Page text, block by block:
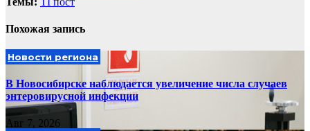
Похожая запись
Новости региона
В Новосибирске наблюдается увеличение числа случаев
энтеровирусной инфекции
Авг 7, 2026